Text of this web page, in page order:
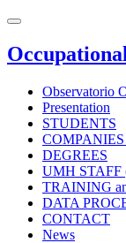
Observatorio
Presentation
STUDENTS
DEGREES
UMH STAFF
TRAINING
DATA
CONTACT
News